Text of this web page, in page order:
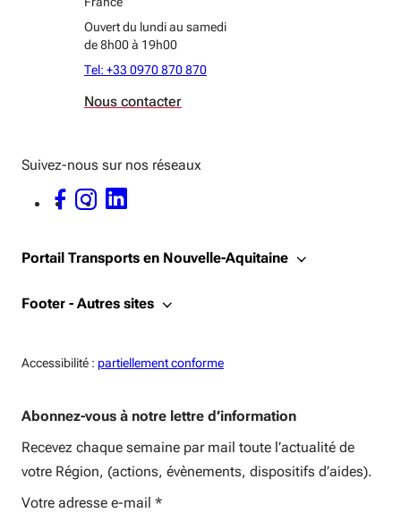
Ouvert du lundi au samedi
de 8h00 à 19h00
Tel: +33 0970 870 870
Nous contacter
Suivez-nous sur nos réseaux
FACEBOOK - OUVERTURE DANS UNE NOUVELLE FENÊTRE
INSTAGRAM - OUVERTURE DANS UNE NOUVELLE FENÊTRE
LINKEDIN - OUVERTURE DANS UNE NOUVELLE FENÊTRE
Portail Transports en Nouvelle-Aquitaine
Footer - Autres sites
Accessibilité : Accessiblité:
partiellement conforme
Abonnez-vous à notre lettre d’information
Recevez chaque semaine par mail toute l’actualité de
votre Région, (actions, évènements, dispositifs d’aides).
Votre adresse e-mail *